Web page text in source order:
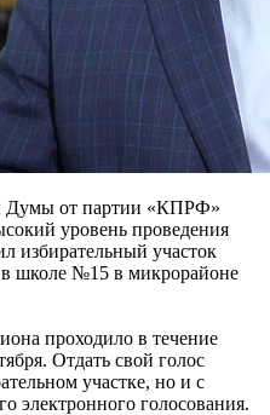
Думы от партии «КПРФ»
уровень проведения
избирательный участок
школе №15 в микрорайоне
проходило в течение
Отдать свой голос
участке, но и с
голосования.